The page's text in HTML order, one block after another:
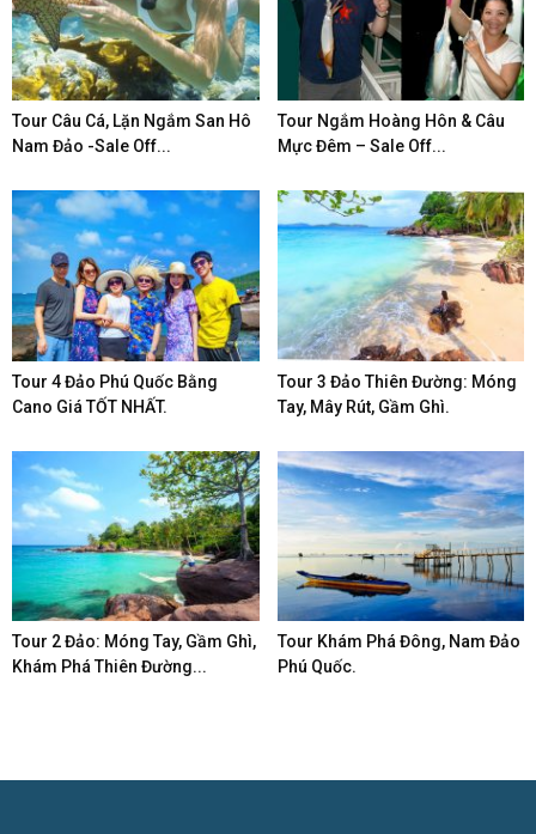
Tour Câu Cá, Lặn Ngắm San Hô
Nam Đảo -Sale Off...
Tour Ngắm Hoàng Hôn & Câu
Mực Đêm – Sale Off...
Tour 4 Đảo Phú Quốc Bằng
Cano Giá TỐT NHẤT.
Tour 3 Đảo Thiên Đường: Móng
Tay, Mây Rút, Gầm Ghì.
Tour 2 Đảo: Móng Tay, Gầm Ghì,
Khám Phá Thiên Đường...
Tour Khám Phá Đông, Nam Đảo
Phú Quốc.